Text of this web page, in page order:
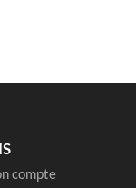
compte